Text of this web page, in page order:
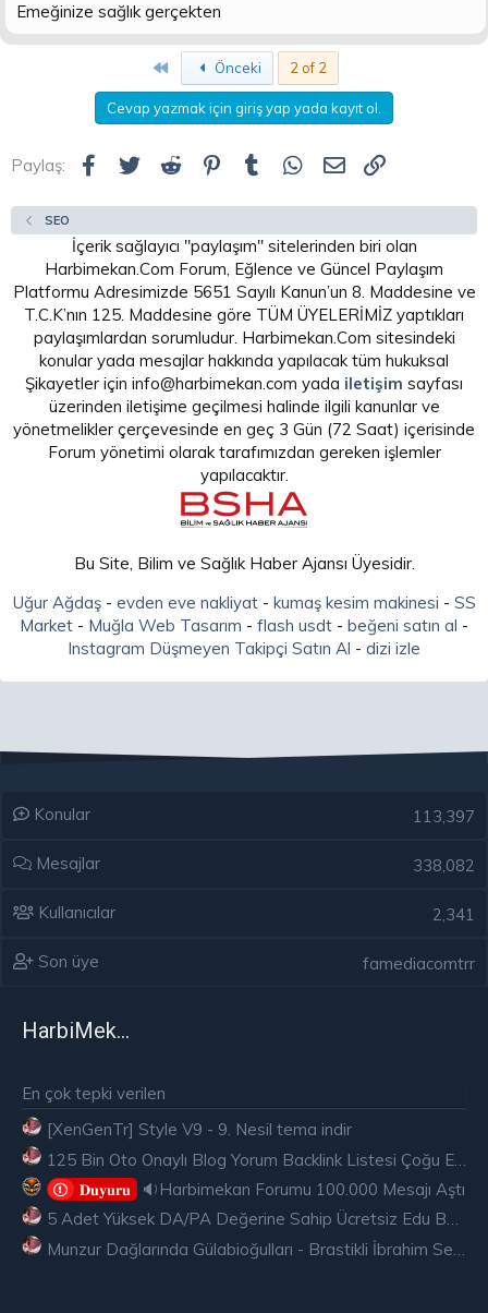
Emeğinize sağlık gerçekten
Önceki 2 of 2
Cevap yazmak için giriş yap yada kayıt ol.
Paylaş: Facebook
Twitter Reddit Pinterest
Tumblr WhatsApp
E-posta
SEO
İçerik sağlayıcı "paylaşım" sitelerinden biri olan
Harbimekan.Com Forum, Eğlence ve Güncel Paylaşım
Platformu Adresimizde 5651 Sayılı Kanun’un 8. Maddesine ve
T.C.K’nın 125. Maddesine göre TÜM ÜYELERİMİZ yaptıkları
paylaşımlardan sorumludur. Harbimekan.Com sitesindeki
konular yada mesajlar hakkında yapılacak tüm hukuksal
Şikayetler için info@harbimekan.com yada iletişim sayfası
üzerinden iletişime geçilmesi halinde ilgili kanunlar ve
yönetmelikler çerçevesinde en geç 3 Gün (72 Saat) içerisinde
Forum yönetimi olarak tarafımızdan gereken işlemler
yapılacaktır.
Bu Site, Bilim ve Sağlık Haber Ajansı Üyesidir.
Uğur Ağdaş- evden eve nakliyat- kumaş kesim makinesi - SS
Market - Muğla Web Tasarım - flash usdt - beğeni satın al -
Instagram Düşmeyen Takipçi Satın Al - dizi izle
Konular 113,397
Mesajlar 338,082
Kullanıcılar 2,341
Son üye famediacomtrr
HarbiMekân
En çok tepki verilen
[XenGenTr] Style V9 - 9. Nesil tema indir
𝐃𝐮𝐲𝐮𝐫𝐮
🔉Harbimekan Forumu 100.000 Mesajı Aştı
5 Adet Yüksek DA/PA Değerine Sahip Ücretsiz Edu Backlink